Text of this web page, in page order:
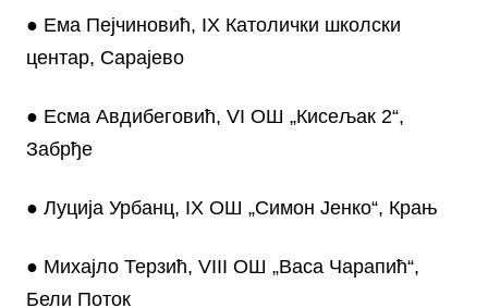
● Ема Пејчиновић, IX Католички школски
центар, Сарајево
● Есма Авдибеговић, VI ОШ „Кисељак 2“,
Забрђе
● Луција Урбанц, IX ОШ „Симон Јенко“, Крањ
● Михајло Терзић, VIII ОШ „Васа Чарапић“,
Бели Поток